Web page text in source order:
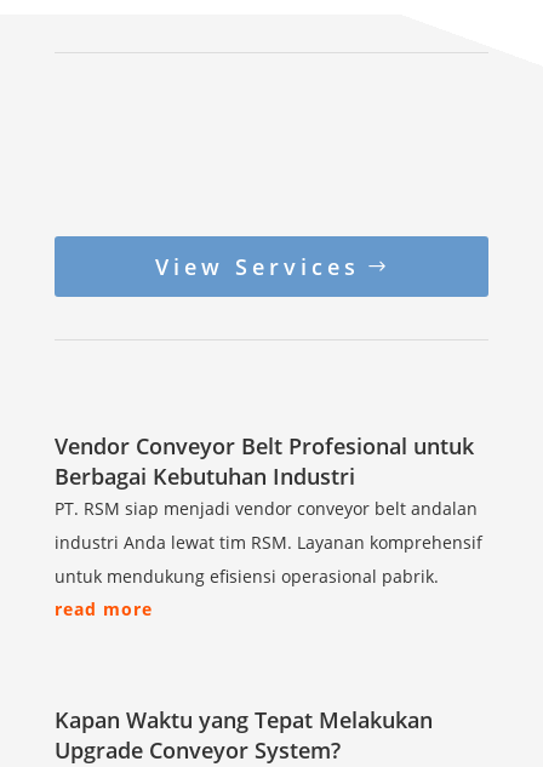
View Services
Vendor Conveyor Belt Profesional untuk
Berbagai Kebutuhan Industri
PT. RSM siap menjadi vendor conveyor belt andalan
industri Anda lewat tim RSM. Layanan komprehensif
untuk mendukung efisiensi operasional pabrik.
read more
Kapan Waktu yang Tepat Melakukan
Upgrade Conveyor System?